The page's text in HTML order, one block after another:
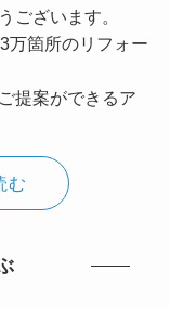
ございます。
万箇所のリフォー
提案ができるア
む